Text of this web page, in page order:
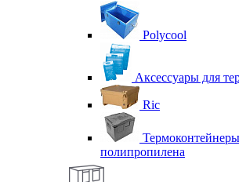
Polycool
Аксессуары для
Ric
полипропилена